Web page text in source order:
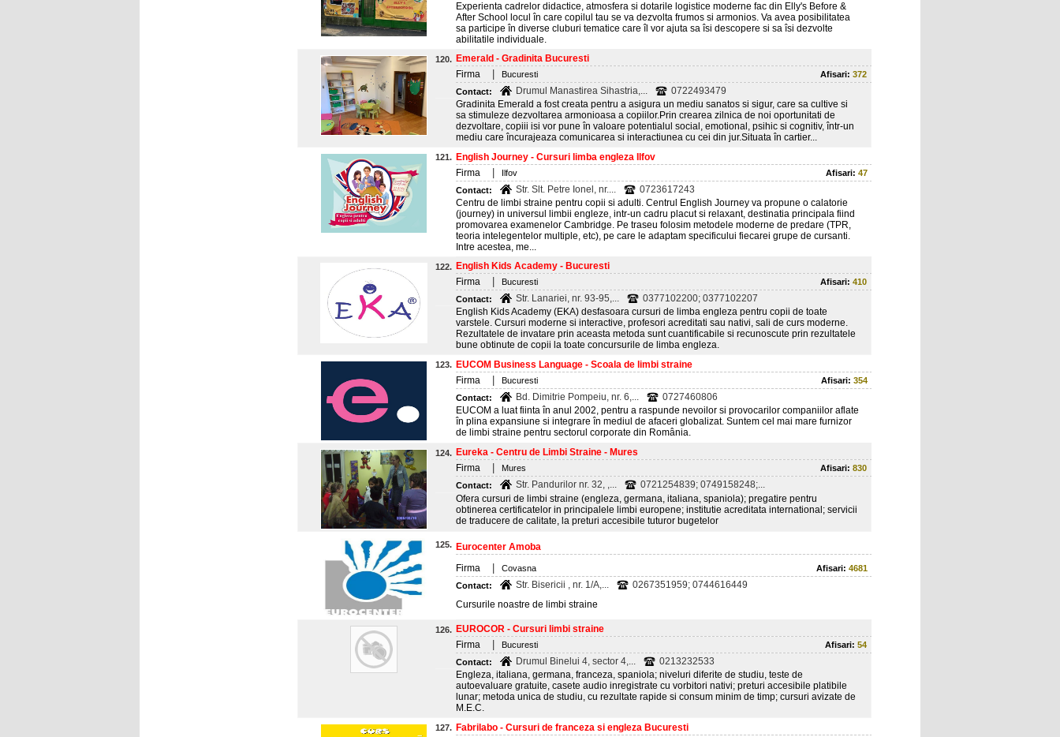
Experienta cadrelor didactice, atmosfera si dotarile logistice moderne fac din Elly's Before &
After School locul în care copilul tau se va dezvolta frumos si armonios. Va avea posibilitatea
sa participe în diverse cluburi tematice care îl vor ajuta sa îsi descopere si sa îsi dezvolte
abilitatile individuale.
120. Emerald - Gradinita Bucuresti
Firma
Bucuresti Afisari: 372
Contact:
Drumul Manastirea Sihastria,...
0722493479
Gradinita Emerald a fost creata pentru a asigura un mediu sanatos si sigur, care sa cultive si
sa stimuleze dezvoltarea armonioasa a copiilor.Prin crearea zilnica de noi oportunitati de
dezvoltare, copiii isi vor pune în valoare potentialul social, emotional, psihic si cognitiv, într-un
mediu care încurajeaza comunicarea si interactiunea cu cei din jur.Situata în cartier...
121. English Journey - Cursuri limba engleza Ilfov
Firma
Ilfov Afisari: 47
Contact:
Str. Slt. Petre Ionel, nr....
0723617243
Centru de limbi straine pentru copii si adulti. Centrul English Journey va propune o calatorie
(journey) in universul limbii engleze, intr-un cadru placut si relaxant, destinatia principala fiind
promovarea examenelor Cambridge. Pe traseu folosim metodele moderne de predare (TPR,
teoria intelegentelor multiple, etc), pe care le adaptam specificului fiecarei grupe de cursanti.
Intre acestea, me...
122. English Kids Academy - Bucuresti
Firma
Bucuresti Afisari: 410
Contact:
Str. Lanariei, nr. 93-95,...
0377102200; 0377102207
English Kids Academy (EKA) desfasoara cursuri de limba engleza pentru copii de toate
varstele. Cursuri moderne si interactive, profesori acreditati sau nativi, sali de curs moderne.
Rezultatele de invatare prin aceasta metoda sunt cuantificabile si recunoscute prin rezultatele
bune obtinute de copii la toate concursurile de limba engleza.
123. EUCOM Business Language - Scoala de limbi straine
Firma
Bucuresti Afisari: 354
Contact:
Bd. Dimitrie Pompeiu, nr. 6,...
0727460806
EUCOM a luat fiinta în anul 2002, pentru a raspunde nevoilor si provocarilor companiilor aflate
în plina expansiune si integrare în mediul de afaceri globalizat. Suntem cel mai mare furnizor
de limbi straine pentru sectorul corporate din România.
124. Eureka - Centru de Limbi Straine - Mures
Firma
Mures Afisari: 830
Contact:
Str. Pandurilor nr. 32, ,...
0721254839; 0749158248;...
Ofera cursuri de limbi straine (engleza, germana, italiana, spaniola); pregatire pentru
obtinerea certificatelor in principalele limbi europene; institutie acreditata international; servicii
de traducere de calitate, la preturi accesibile tuturor bugetelor
125. Eurocenter Amoba
Firma
Covasna Afisari: 4681
Contact:
Str. Bisericii , nr. 1/A,...
0267351959; 0744616449
Cursurile noastre de limbi straine
126. EUROCOR - Cursuri limbi straine
Firma
Bucuresti Afisari: 54
Contact:
Drumul Binelui 4, sector 4,...
0213232533
Engleza, italiana, germana, franceza, spaniola; niveluri diferite de studiu, teste de
autoevaluare gratuite, casete audio inregistrate cu vorbitori nativi; preturi accesibile platibile
lunar; metoda unica de studiu, cu rezultate rapide si consum minim de timp; cursuri avizate de
M.E.C.
127. Fabrilabo - Cursuri de franceza si engleza Bucuresti